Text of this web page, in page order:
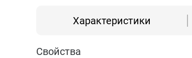
Характеристики
Свойства